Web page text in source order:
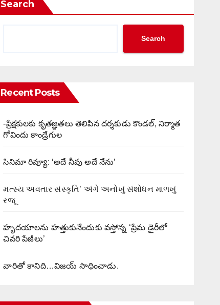
Search
Search
Recent Posts
-ప్రేక్షకులకు కృతజ్ఞతలు తెలిపిన దర్శకుడు కొండల్, నిర్మాత
గోవిందు కాండ్రేగుల
సినిమా రివ్యూ: ‘అదే నీవు అదే నేను’
મત્સ્ય અવતાર સંસ્કૃતિ’ અંગે અનોખું સંશોધન માળખું
રજૂ
హృదయాలను హత్తుకునేందుకు వస్తోన్న ‘ప్రేమ డైరీలో
చివరి పేజీలు’
వారితో కానిది…విజయ్ సాధించాడు.